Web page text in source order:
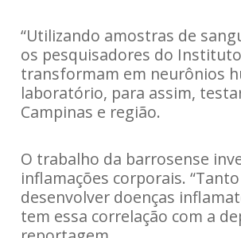
“Utilizando amostras de
os pesquisadores do
transformam em neurônios
laboratório, para assim,
Campinas e região.
O trabalho da barrosense
inflamações corporais.
desenvolver doenças
tem essa correlação com a